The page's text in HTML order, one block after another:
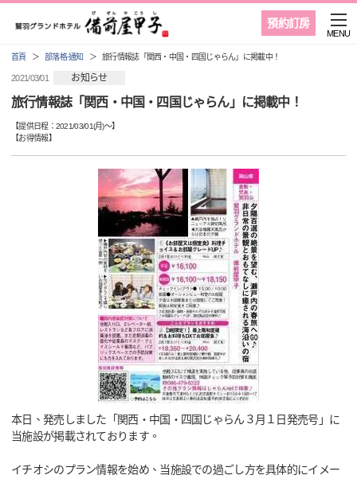
預約訂房
MENU
首頁 部落格·通知 旅行情報誌「関西・中国・四国じゃらん」に掲載中！
2021/03/01 お知らせ
旅行情報誌「関西・中国・四国じゃらん」に掲載中！
【提供日程： 2021/03/01(月)〜】
【お得情報】
本日、発売しました「関西・中国・四国じゃらん３月１日発売号」に
当施設が掲載されております。
イチオシのプラン情報を始め、当施設での過ごし方を具体的にイメー